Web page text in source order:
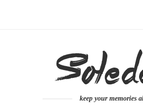
keep your memories